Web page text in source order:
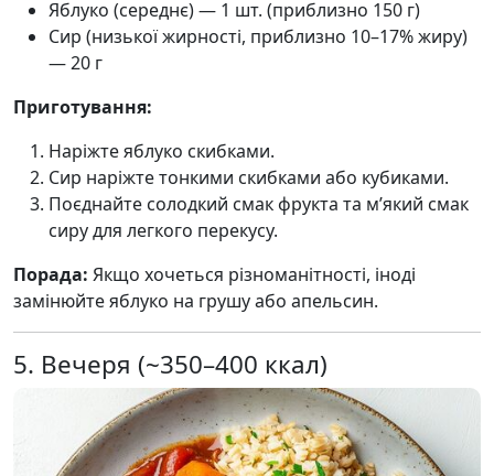
Яблуко (середнє) — 1 шт. (приблизно 150 г)
Сир (низької жирності, приблизно 10–17% жиру)
— 20 г
Приготування:
Наріжте яблуко скибками.
Сир наріжте тонкими скибками або кубиками.
Поєднайте солодкий смак фрукта та м’який смак
сиру для легкого перекусу.
Порада: Якщо хочеться різноманітності, іноді
замінюйте яблуко на грушу або апельсин.
5. Вечеря (~350–400 ккал)